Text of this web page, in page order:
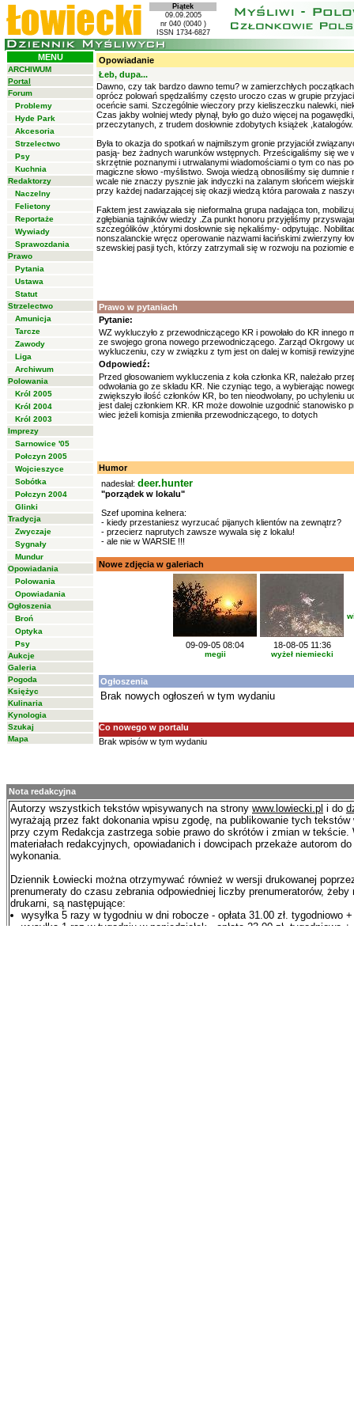
Piątek
09.09.2005
nr 040 (0040 )
ISSN 1734-6827
Prawo w pytaniach
Pytanie:
WZ wykluczyło z przewodniczącego KR i powołało do KR innego
ze swojego grona nowego przewodniczącego. Zarząd Okrgowy
wykluczeniu, czy w związku z tym jest on dalej w komisji
Odpowiedź:
Przed głosowaniem wykluczenia z koła członka KR, należało
odwołania go ze składu KR. Nie czyniąc tego, a wybierając
zwiększyło ilość członków KR, bo ten nieodwołany, po uchyleniu
jest dalej członkiem KR. KR może dowolnie uzgodnić stanowisko
wiec jeżeli komisja zmieniła przewodniczącego, to dotych
Nowe zdjęcia w galeriach
09-09-05 08:04
megii
18-08-05 11:36
wyżeł niemiecki
Ogłoszenia
Brak nowych ogłoszeń w tym wydaniu
Humor
nadesłał: deer.hunter
"porządek w lokalu"
Szef upomina kelnera:
- kiedy przestaniesz wyrzucać pijanych klientów na zewnątrz?
- przecierz naprutych zawsze wywala się z lokalu!
- ale nie w WARSIE !!!
MENU
ARCHIWUM
Portal
Forum
Problemy
Hyde Park
Akcesoria
Strzelectwo
Psy
Kuchnia
Redaktorzy
Naczelny
Felietony
Reportaże
Wywiady
Sprawozdania
Prawo
Pytania
Ustawa
Statut
Strzelectwo
Amunicja
Tarcze
Zawody
Liga
Archiwum
Polowania
Król 2005
Król 2004
Król 2003
Imprezy
Sarnowice '05
Połczyn 2005
Wojcieszyce
Sobótka
Połczyn 2004
Glinki
Tradycja
Zwyczaje
Sygnały
Mundur
Opowiadania
Polowania
Opowiadania
Ogłoszenia
Broń
Optyka
Psy
Aukcje
Galeria
Pogoda
Księżyc
Kulinaria
Kynologia
Szukaj
Mapa
Opowiadanie
Łeb, dupa...
Dawno, czy tak bardzo dawno temu? w zamierzchłych
oprócz polowań spędzaliśmy często uroczo czas w grupie
oceńcie sami. Szczególnie wieczory przy kieliszeczku nalewki,
Czas jakby wolniej wtedy płynął, było go dużo więcej na
przeczytanych, z trudem dosłownie zdobytych książek ,katalogów.
Była to okazja do spotkań w najmilszym gronie przyjaciół
pasją- bez żadnych warunków wstępnych. Prześcigaliśmy się we
skrzętnie poznanymi i utrwalanymi wiadomościami o tym co nas
magiczne słowo -myślistwo. Swoja wiedzą obnosiliśmy się dumnie
wcale nie znaczy pysznie jak indyczki na zalanym słońcem
przy każdej nadarzającej się okazji wiedzą która parowała z
Faktem jest zawiązała się nieformalna grupa nadająca ton,
zgłębiania tajników wiedzy .Za punkt honoru przyjęliśmy
szczególików ,którymi dosłownie się nękaliśmy- odpytując.
nonszalanckie wręcz operowanie nazwami łacińskimi zwierzyny
szewskiej pasji tych, którzy zatrzymali się w rozwoju na poziomie
Nota redakcyjna
Autorzy wszystkich tekstów wpisywanych na strony www.lowiecki.pl i do
wyrażają przez fakt dokonania wpisu zgodę, na publikowanie tych
przy czym Redakcja zastrzega sobie prawo do skrótów i zmian w tekście.
materiałach redakcyjnych, opowiadanich i dowcipach przekaże autorom
wykonania.
Dziennik Łowiecki można otrzymywać również w wersji drukowanej
prenumeraty do czasu zebrania odpowiedniej liczby prenumeratorów,
drukarni, są następujące:
wysyłka 5 razy w tygodniu w dni robocze - opłata 31.00 zł. tygodniowo +
wysyłka 1 raz w tygodniu w poniedziałek - opłata 23.00 zł. tygodniowo +
Co nowego w portalu
Brak wpisów w tym wydaniu